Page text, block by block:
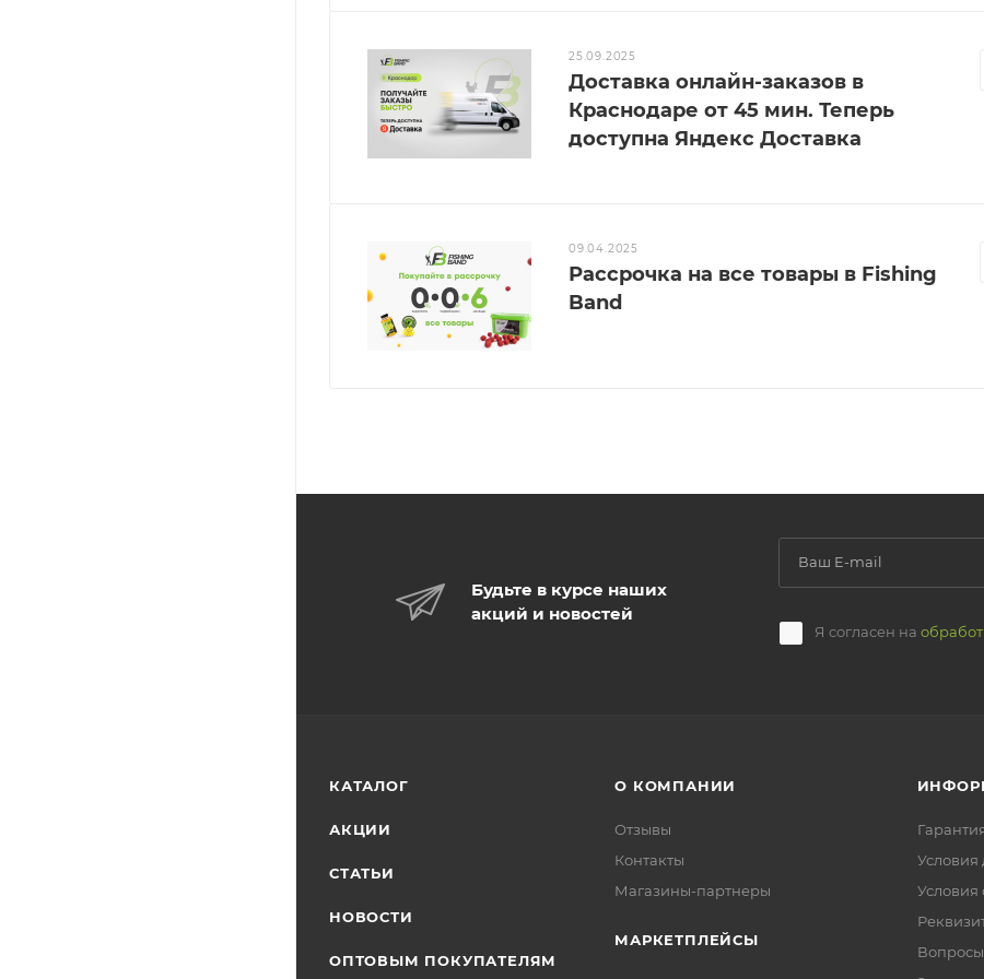
25.09.2025
Доставка онлайн-заказов в
Краснодаре от 45 мин. Теперь
доступна Яндекс Доставка
09.04.2025
Рассрочка на все товары в Fishing
Band
Будьте в курсе наших
акций и новостей
Я согласен на
КАТАЛОГ
АКЦИИ
СТАТЬИ
НОВОСТИ
ОПТОВЫМ ПОКУПАТЕЛЯМ
О КОМПАНИИ
Отзывы
Контакты
Магазины-партнеры
МАРКЕТПЛЕЙСЫ
Условия
Условия
Вопросы